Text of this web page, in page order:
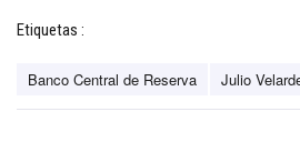
Etiquetas :
Banco Central de Reserva Julio